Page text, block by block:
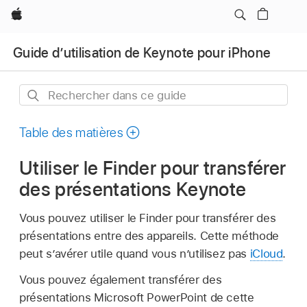
Apple
Guide d’utilisation de Keynote pour iPhone
Rechercher
ce
Table des matières
Utiliser le Finder pour transférer
des présentations Keynote
Vous pouvez utiliser le Finder pour transférer des
présentations entre des appareils. Cette méthode
peut s’avérer utile quand vous n’utilisez pas iCloud.
Vous pouvez également transférer des
présentations Microsoft PowerPoint de cette